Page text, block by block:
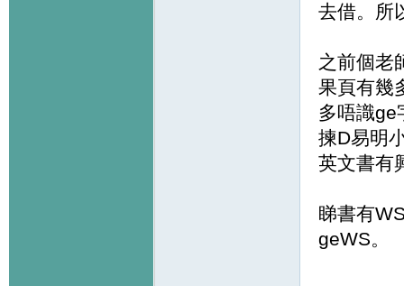
去借。所
之前個老
果頁有幾
多唔識ge
揀D易明
英文書有
睇書有
geWS。